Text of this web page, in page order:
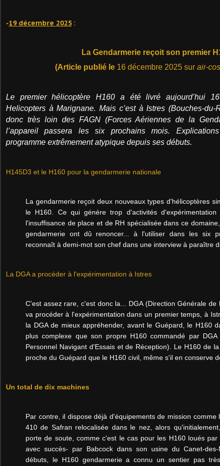
-19 décembre 2025 :
La Gendarmerie reçoit son premier
(Article publié le 16 décembre 2025 sur air-
Le premier hélicoptère H160 a été livré aujourd’hui
Helicopters à Marignane. Mais c’est à Istres (Bouches-
donc très loin des FAGN (Forces Aériennes de la
l’appareil passera les six prochains mois.
programme extrêmement atypique depuis ses débuts.
H145D3 et le H160 pour la gendarmerie nationale
La gendarmerie reçoit deux nouveaux types d'hélicoptères
le H160. Ce qui génère trop d'activités
l'insuffisance de place et de RH spécialisée dans ce
gendarmerie ont dû renoncer... à l'utiliser dans les six
reconnaît à demi-mot son chef dans une interview à paraître
La DGA a procéder à l'expérimentation à Istres
C'est assez rare, c'est donc la... DGA (Direction Générale
va procéder à l'expérimentation dans un premier temps, à
la DGA de mieux appréhender, avant le Guépard, le H160
plus complexe que son propre H160 commandé par
Personnel Navigant d'Essais et de Réception). Le H160 de
proche du Guépard que le H160 civil, même s'il en conserve
Un total de dix machines
Par contre, il dispose déjà d'équipements de mission comme
410 de Safran relocalisée dans le nez, alors
porte de soute, comme c'est le cas pour les H160 loués
avec succès- par Babcock dans son usine du Canet-
débuts, le H160 gendarmerie a connu un sentier pas